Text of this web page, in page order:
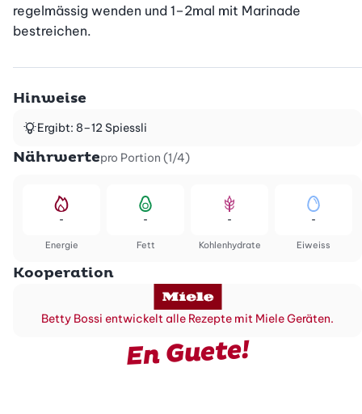
regelmässig wenden und 1–2mal mit Marinade
bestreichen.
Hinweise
Ergibt: 8–12 Spiessli
Nährwertepro Portion (1/4)
Energie
-
Fett
-
Kohlenhydrate
-
Eiweiss
-
Kooperation
Betty Bossi entwickelt alle Rezepte mit Miele Geräten.
En Guete!